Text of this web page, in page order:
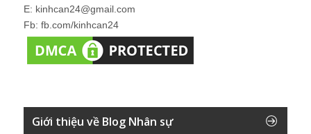
E: kinhcan24@gmail.com
Fb: fb.com/kinhcan24
Giới thiệu về Blog Nhân sự